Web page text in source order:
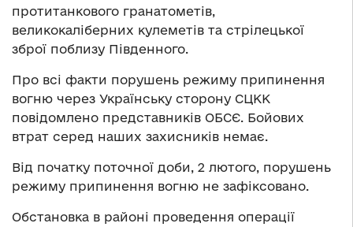
протитанкового гранатометів,
великокаліберних кулеметів та стрілецької
зброї поблизу Південного.
Про всі факти порушень режиму припинення
вогню через Українську сторону СЦКК
повідомлено представників ОБСЄ. Бойових
втрат серед наших захисників немає.
Від початку поточної доби, 2 лютого, порушень
режиму припинення вогню не зафіксовано.
Обстановка в районі проведення операції